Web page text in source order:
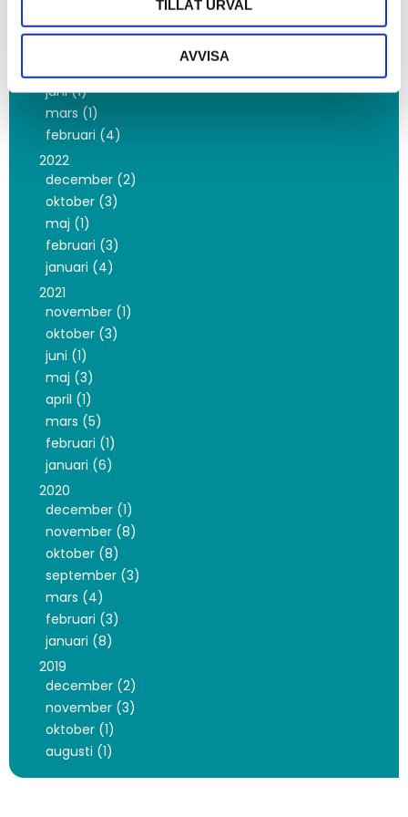
TILLÅT URVAL
AVVISA
november (2)
juni (1)
mars (1)
februari (4)
2022
december (2)
oktober (3)
maj (1)
februari (3)
januari (4)
2021
november (1)
oktober (3)
juni (1)
maj (3)
april (1)
mars (5)
februari (1)
januari (6)
2020
december (1)
november (8)
oktober (8)
september (3)
mars (4)
februari (3)
januari (8)
2019
december (2)
november (3)
oktober (1)
augusti (1)